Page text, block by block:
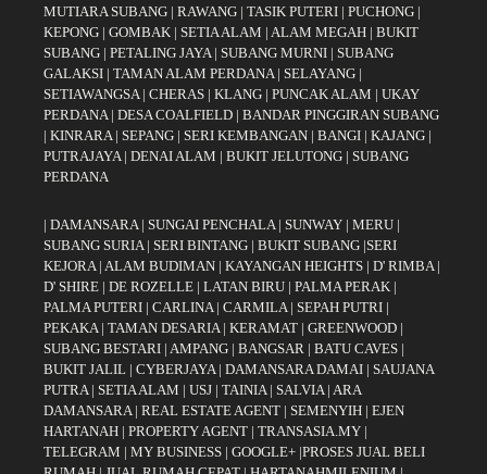
MUTIARA SUBANG | RAWANG | TASIK PUTERI | PUCHONG |
KEPONG | GOMBAK | SETIA ALAM | ALAM MEGAH | BUKIT
SUBANG | PETALING JAYA| SUBANG MURNI | SUBANG
GALAKSI | TAMAN ALAM PERDANA| SELAYANG |
SETIAWANGSA| CHERAS | KLANG | PUNCAK ALAM | UKAY
PERDANA| DESA COALFIELD | BANDAR PINGGIRAN SUBANG
| KINRARA| SEPANG | SERI KEMBANGAN | BANGI | KAJANG |
PUTRAJAYA| DENAI ALAM | BUKIT JELUTONG | SUBANG
PERDANA
| DAMANSARA| SUNGAI PENCHALA| SUNWAY | MERU |
SUBANG SURIA| SERI BINTANG | BUKIT SUBANG |SERI
KEJORA| ALAM BUDIMAN | KAYANGAN HEIGHTS | D' RIMBA|
D' SHIRE | DE ROZELLE | LATAN BIRU | PALMA PERAK |
PALMA PUTERI | CARLINA| CARMILA| SEPAH PUTRI |
PEKAKA| TAMAN DESARIA| KERAMAT | GREENWOOD |
SUBANG BESTARI | AMPANG | BANGSAR | BATU CAVES |
BUKIT JALIL | CYBERJAYA| DAMANSARA DAMAI | SAUJANA
PUTRA| SETIA ALAM | USJ | TAINIA| SALVIA| ARA
DAMANSARA| REAL ESTATE AGENT | SEMENYIH | EJEN
HARTANAH | PROPERTY AGENT | TRANSASIA.MY |
TELEGRAM | MY BUSINESS | GOOGLE+ |PROSES JUAL BELI